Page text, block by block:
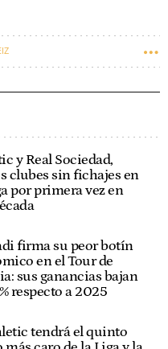
y Real Sociedad,
clubes sin fichajes en
por primera vez en
firma su peor botín
en el Tour de
sus ganancias bajan
respecto a 2025
tendrá el quinto